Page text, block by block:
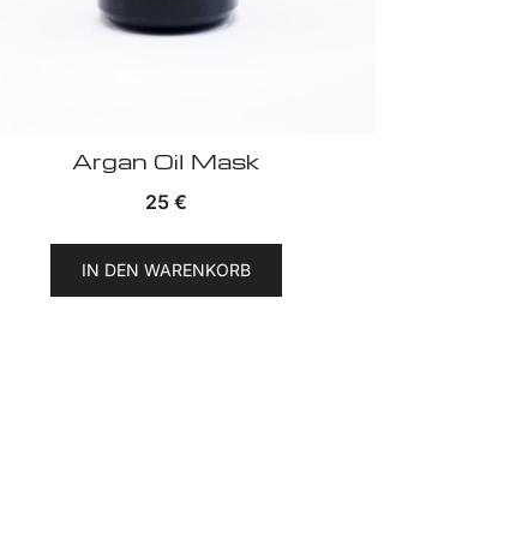
Argan Oil Mask
25 €
IN DEN WARENKORB